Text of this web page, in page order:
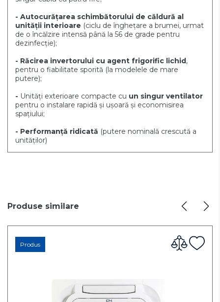
- Autocurățarea schimbătorului de căldură al
unității interioare (ciclu de înghețare a brumei, urmat
de o încălzire intensă până la 56 de grade pentru
dezinfecție);
- Răcirea invertorului cu agent frigorific lichid ,
pentru o fiabilitate sporită (la modelele de mare
putere);
- Unități exterioare compacte cu un singur ventilator
pentru o instalare rapidă și ușoară și economisirea
spațiului;
- Performanță ridicată (putere nominală crescută a
unităților)
Produse similare
Produs